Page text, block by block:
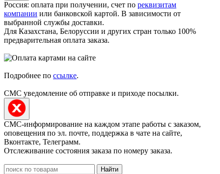
Россия: оплата при получении, счет по реквизитам
компании или банковской картой. В зависимости от
выбранной службы доставки.
Для Казахстана, Белоруссии и других стран только 100%
предварительная оплата заказа.
Подробнее по ссылке.
СМС уведомление об отправке и приходе посылки.
СМС-информирование на каждом этапе работы с заказом,
оповещения по эл. почте, поддержка в чате на сайте,
Вконтакте, Телеграмм.
Отслеживание состояния заказа по номеру заказа.
Найти